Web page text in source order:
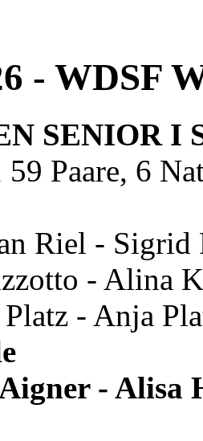
- WDSF
SENIOR I
Paare, 6
Riel -
- Alina
- Anja
- Alisa